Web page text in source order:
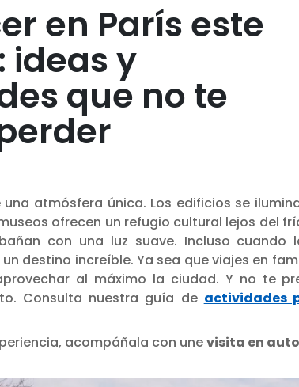
en París este
ideas y
que no te
una atmósfera única. Los edificios se
ofrecen un refugio cultural lejos del
con una luz suave. Incluso
destino increíble. Ya sea que viajes en
al máximo la ciudad. Y no te
Consulta nuestra guía de actividades
acompáñala con unevisita en